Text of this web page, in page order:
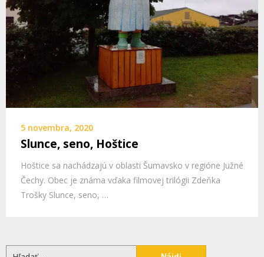
5 novembra, 2020
Slunce, seno, Hoštice
Hoštice sa nachádzajú v oblasti Šumavsko v regióne Južné
Čechy. Obec je známa vďaka filmovej trilógii Zdeňka
Trošky Slunce, seno, …
Hľadať: